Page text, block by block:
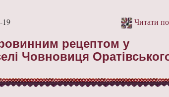
19
Читати
рецептом у
Човновиця